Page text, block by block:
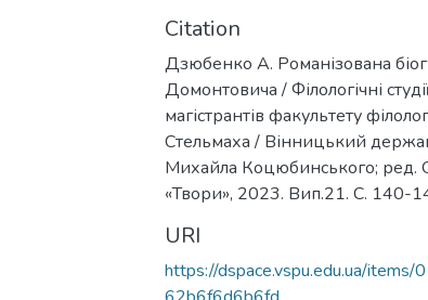
Citation
Дзюбенко А. Романізована
Домонтовича / Філологічні
магістрантів факультету
Стельмаха / Вінницький
Михайла Коцюбинського; ред.
«Твори», 2023. Вип.21. С. 140-
URI
https://dspace.vspu.edu.ua/